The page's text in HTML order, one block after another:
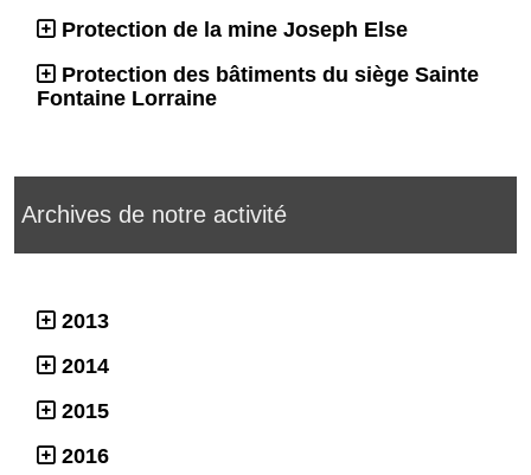
Protection de la mine Joseph Else
Protection des bâtiments du siège Sainte
Fontaine Lorraine
Archives de notre activité
2013
2014
2015
2016